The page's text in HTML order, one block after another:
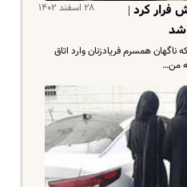
۲۸ اسفند ۱۴۰۲
فرار کرد |
شد
همسرم فریادزنان وارد اتاق
من…